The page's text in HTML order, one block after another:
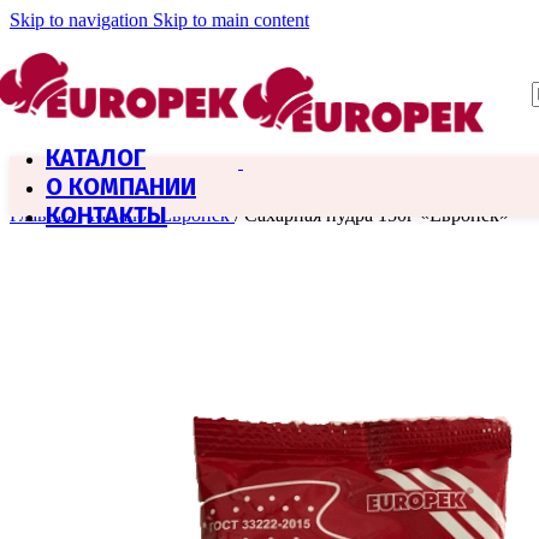
Skip to navigation Skip to main content
КАТАЛОГ
О КОМПАНИИ
КОНТАКТЫ
Главная / Каталог Европек / Сахарная пудра 150г «Европек»